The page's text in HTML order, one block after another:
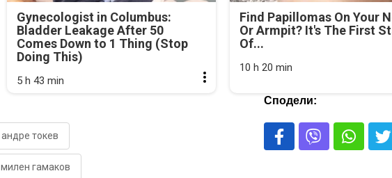
Gynecologist in Columbus:
Bladder Leakage After 50
Comes Down to 1 Thing (Stop
Doing This)
5 h 43 min
Find Papillomas On Your
Or Armpit? It's The First
Of...
10 h 20 min
андре токев
милен гамаков
Сподели: